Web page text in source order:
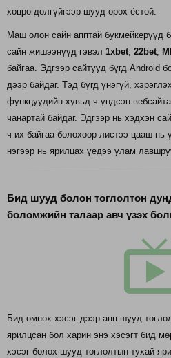
хоцрогдолгүйгээр шууд орох ёстой.
Маш олон сайн апптай букмейкерүүд
сайн жишээнүүд гэвэл 1xbet 22bet
байгаа. Эдгээр сайтууд бүгд Android
дээр байдаг. Тэд бүгд үнэгүй,
функцуудийн хувьд ч үндсэн
чанартай байдаг. Эдгээр нь хэдхэн
ч их байгаа болохоор листээ цааш нь
нэгээр нь ярилцах үедээ улам
Бид шууд болон тоглолтон
боломжийн талаар авч үзэх
Бид өмнөх хэсэг дээр апп шууд
ярилцсан бол харин энэ хэсэгт бид
хэсэг болох шууд тоглолтын тухай